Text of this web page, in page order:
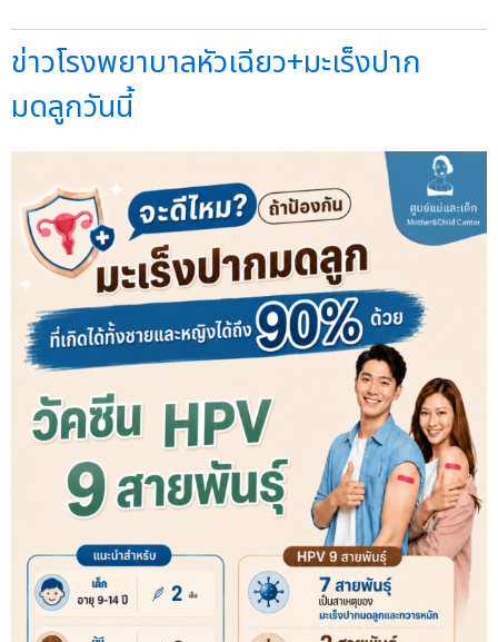
ข่าวโรงพยาบาลหัวเฉียว+มะเร็งปาก
มดลูกวันนี้